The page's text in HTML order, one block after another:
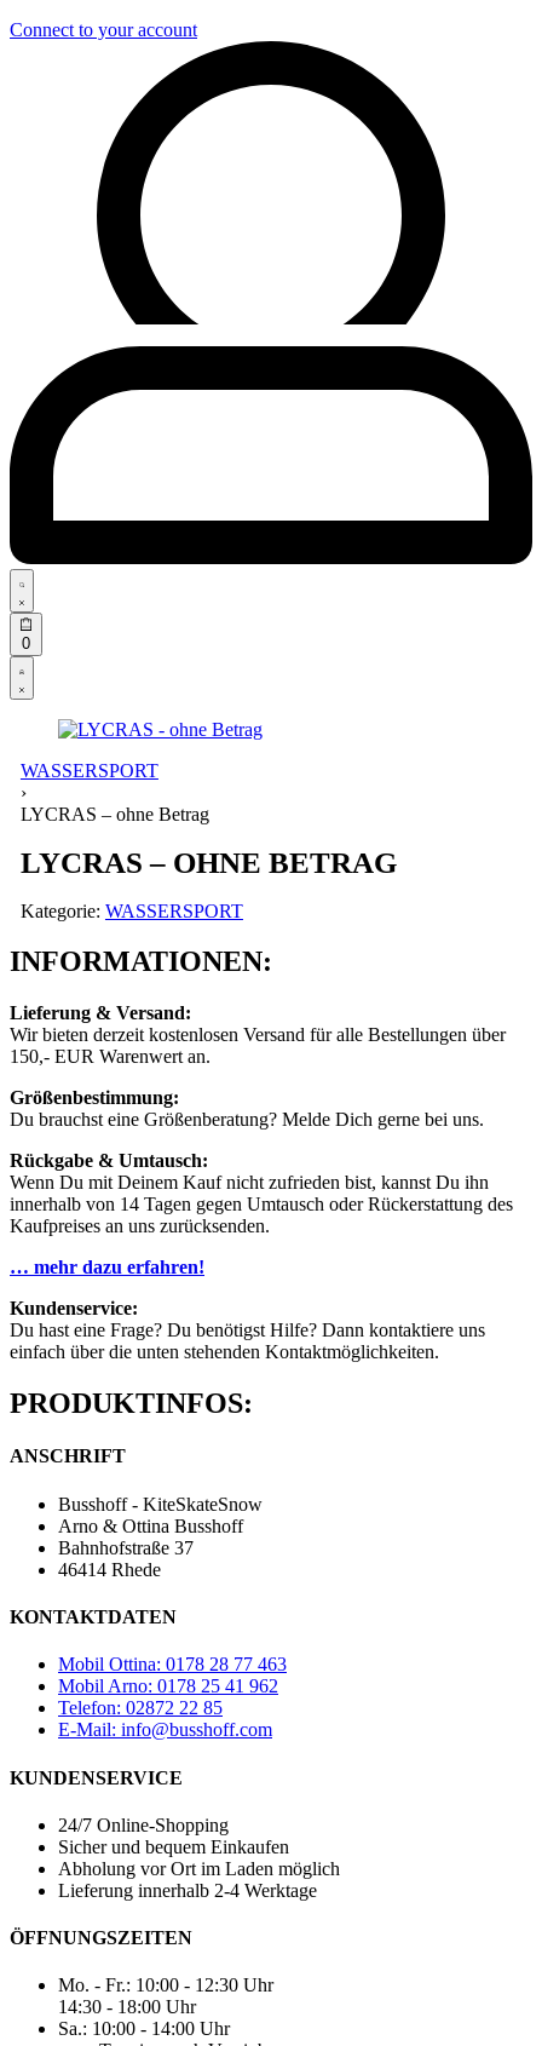
Connect to your account
Search
open
0Open
cart
Open
Account
details
WASSERSPORT
›
LYCRAS – ohne Betrag
LYCRAS – OHNE BETRAG
Kategorie: WASSERSPORT
INFORMATIONEN:
Lieferung & Versand:
Wir bieten derzeit kostenlosen Versand für alle Bestellungen über
150,- EUR Warenwert an.
Größenbestimmung:
Du brauchst eine Größenberatung? Melde Dich gerne bei uns.
Rückgabe & Umtausch:
Wenn Du mit Deinem Kauf nicht zufrieden bist, kannst Du ihn
innerhalb von 14 Tagen gegen Umtausch oder Rückerstattung des
Kaufpreises an uns zurücksenden.
… mehr dazu erfahren!
Kundenservice:
Du hast eine Frage? Du benötigst Hilfe? Dann kontaktiere uns
einfach über die unten stehenden Kontaktmöglichkeiten.
PRODUKTINFOS:
ANSCHRIFT
Busshoff - KiteSkateSnow
Arno & Ottina Busshoff
Bahnhofstraße 37
46414 Rhede
KONTAKTDATEN
Mobil Ottina: 0178 28 77 463
Mobil Arno: 0178 25 41 962
Telefon: 02872 22 85
E-Mail: info@busshoff.com
KUNDENSERVICE
24/7 Online-Shopping
Sicher und bequem Einkaufen
Abholung vor Ort im Laden möglich
Lieferung innerhalb 2-4 Werktage
ÖFFNUNGSZEITEN
Mo. - Fr.: 10:00 - 12:30 Uhr
14:30 - 18:00 Uhr
Sa.: 10:00 - 14:00 Uhr